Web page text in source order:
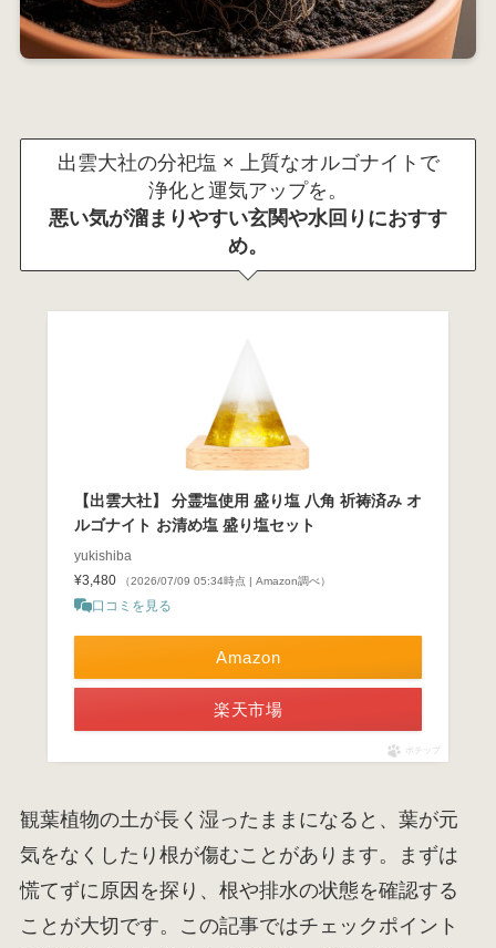
出雲大社の分祀塩 × 上質なオルゴナイトで
浄化と運気アップを。
悪い気が溜まりやすい玄関や水回りにおすす
め。
【出雲大社】 分霊塩使用 盛り塩 八角 祈祷済み オ
ルゴナイト お清め塩 盛り塩セット
yukishiba
¥3,480
（2026/07/09 05:34時点 | Amazon調べ）
口コミを見る
Amazon
楽天市場
ポチップ
観葉植物の土が長く湿ったままになると、葉が元
気をなくしたり根が傷むことがあります。まずは
慌てずに原因を探り、根や排水の状態を確認する
ことが大切です。この記事ではチェックポイント